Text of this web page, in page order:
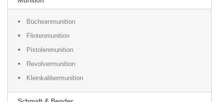
Büchsenmunition
Flintenmunition
Pistolenmunition
Revolvermunition
Kleinkalibermunition